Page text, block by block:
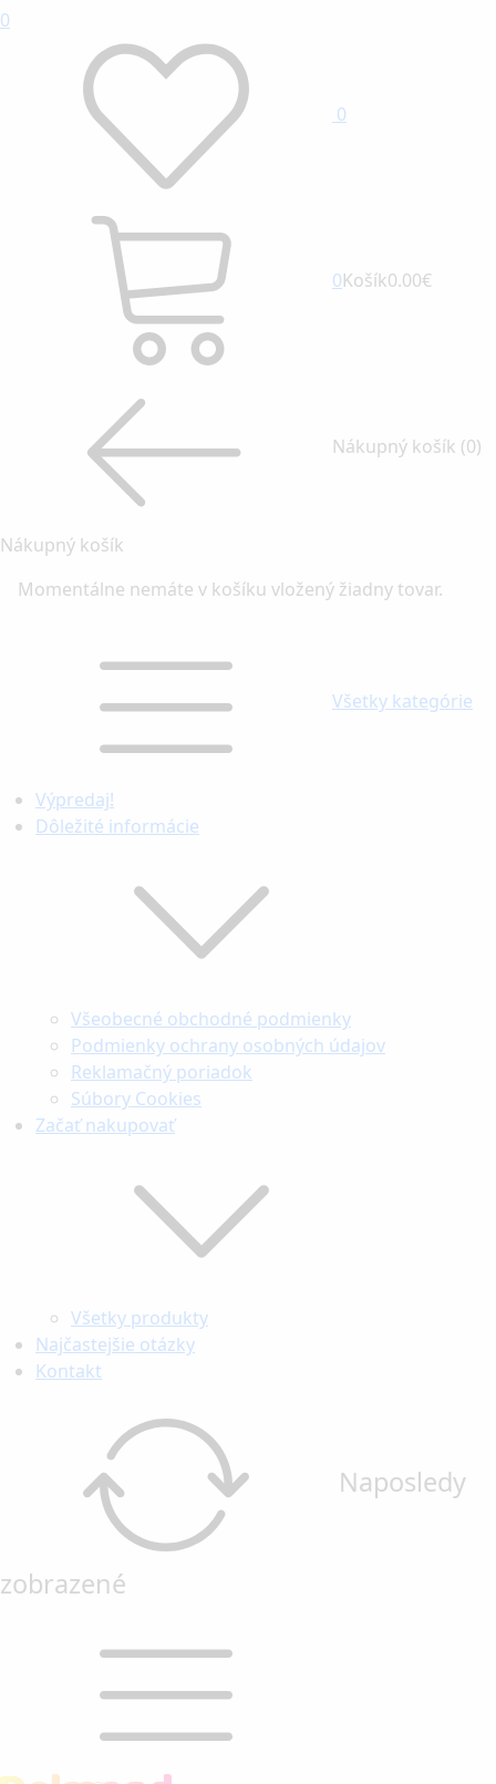
0
0
0Košík0.00€
Nákupný košík (0)
Nákupný košík
Momentálne nemáte v košíku vložený žiadny tovar.
Všetky kategórie
Výpredaj!
Dôležité informácie
Všeobecné obchodné podmienky
Podmienky ochrany osobných údajov
Reklamačný poriadok
Súbory Cookies
Začať nakupovať
Všetky produkty
Najčastejšie otázky
Kontakt
Naposledy
zobrazené